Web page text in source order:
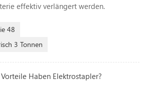
effektiv verlängert werden.
48
3 Tonnen
Haben Elektrostapler?